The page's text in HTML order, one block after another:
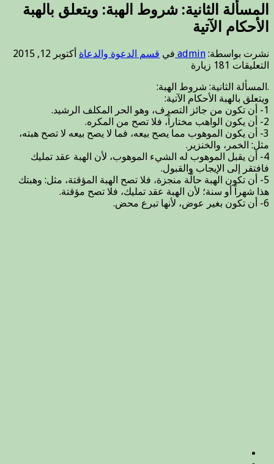
المسألة الثانية: شروط الهبة: ويتعلق بالهبة
الأحكام الآتية
نشرت بواسطة: admin في قسم الدعوة والدعاة أكتوبر 12, 2015
التعليقات على
الثانية:
شروط
الهبة:
ويتعلق
بالهبة
الأحكام
الآتية
مغلقة
181 زيارة
.المسألة الثانية: شروط الهبة:
ويتعلق بالهبة الأحكام الآتية:
1- أن تكون من جائز التصرف، وهو الحر المكلف الرشيد.
2- أن يكون الواهب مختاراً، فلا تصح من المكره.
3- أن يكون الموهوب مما يصح بيعه، فما لا يصح بيعه لا تصح هبته،
مثل: الخمر، والخنزير.
4- أن يقبل الموهوب له الشيء الموهوب، لأن الهبة عقد تمليك
فافتقر إلى الإيجاب والقبول.
5- أن تكون الهبة حالَّة منجزة، فلا تصح الهبة المؤقتة، مثل: وهبتك
هذا شهراً أو سنة؛ لأن الهبة عقد تمليك، فلا تصح مؤقتة.
6- أن تكون بغير عوض، لأنها تبرع محض.